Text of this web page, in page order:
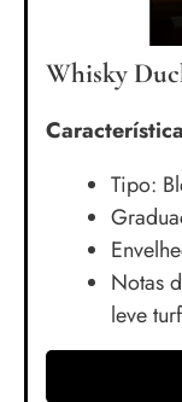
Whisky
Tipo:
Notas
leve